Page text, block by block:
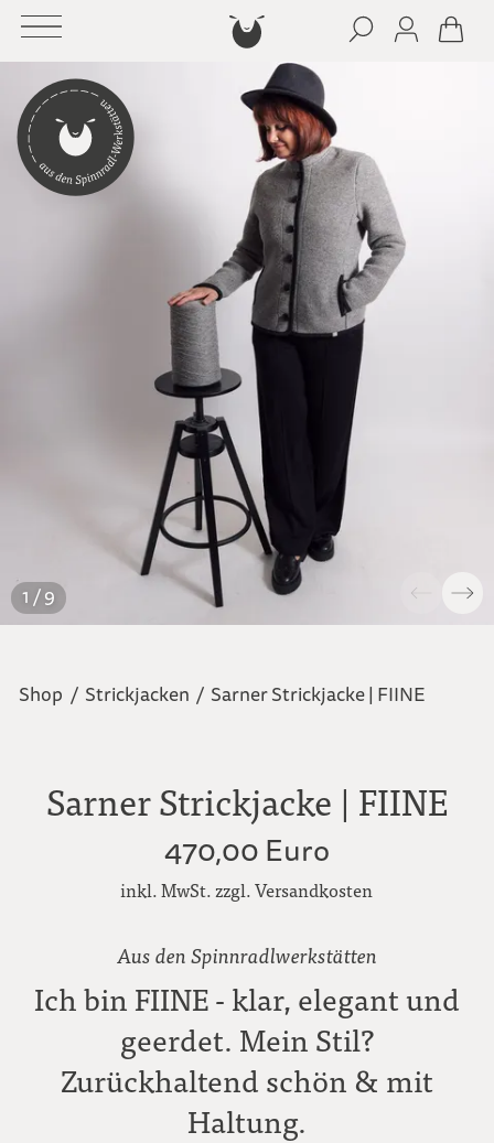
1 / 9
Shop / Strickjacken / Sarner Strickjacke | FIINE
Sarner Strickjacke | FIINE
470,00 Euro
inkl. MwSt. zzgl. Versandkosten
Aus den Spinnradlwerkstätten
Ich bin FIINE - klar, elegant und
geerdet. Mein Stil?
Zurückhaltend schön & mit
Haltung.